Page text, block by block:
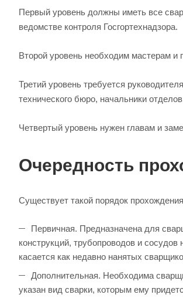
Первый уровень должны иметь все
ведомстве контроля Госгортехнадзора.
Второй уровень необходим мастерам и
Третий уровень требуется
технического бюро, начальники
Четвертый уровень нужен главам и
Очередность
Существует такой порядок
Первичная. Предназначена для
конструкций, трубопроводов и
касается как недавно нанятых
Дополнительная. Необходима
указан вид сварки, которым ему